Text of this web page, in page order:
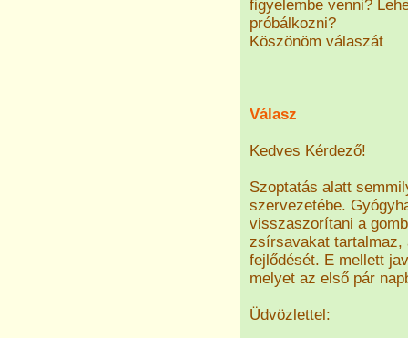
figyelembe venni?
próbálkozni?
Köszönöm válaszát
Válasz
Kedves Kérdező!
Szoptatás alatt
szervezetébe.
visszaszorítani a
zsírsavakat tartalmaz,
fejlődését. E mellett
melyet az első pár
Üdvözlettel: